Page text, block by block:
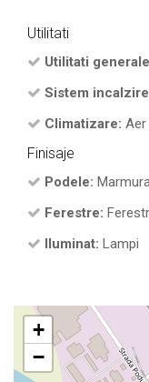
Utilitati
Utilitati
Sistem
Climatizare:
Finisaje
Podele:
Ferestre:
Iluminat: Lampi
+
−